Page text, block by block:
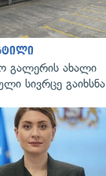
გალერის ახალი
სივრცე გაიხსნა